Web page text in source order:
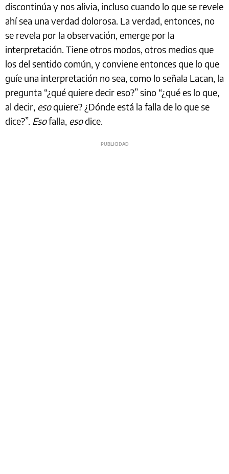
discontinúa y nos alivia, incluso cuando lo que se revele
ahí sea una verdad dolorosa. La verdad, entonces, no
se revela por la observación, emerge por la
interpretación. Tiene otros modos, otros medios que
los del sentido común, y conviene entonces que lo que
guíe una interpretación no sea, como lo señala Lacan, la
pregunta “¿qué quiere decir eso?” sino “¿qué es lo que,
al decir, esoquiere? ¿Dónde está la falla de lo que se
dice?”. Esofalla, esodice.